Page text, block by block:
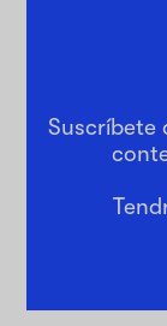
Suscríbete